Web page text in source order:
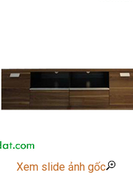
Xem slide ảnh gốc